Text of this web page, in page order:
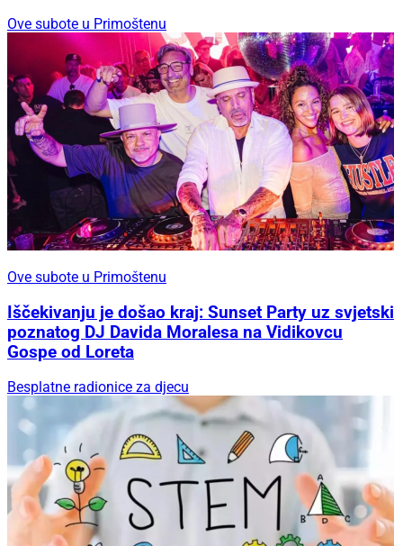
Ove subote u Primoštenu
Ove subote u Primoštenu
Iščekivanju je došao kraj: Sunset Party uz svjetski
poznatog DJ Davida Moralesa na Vidikovcu
Gospe od Loreta
Besplatne radionice za djecu